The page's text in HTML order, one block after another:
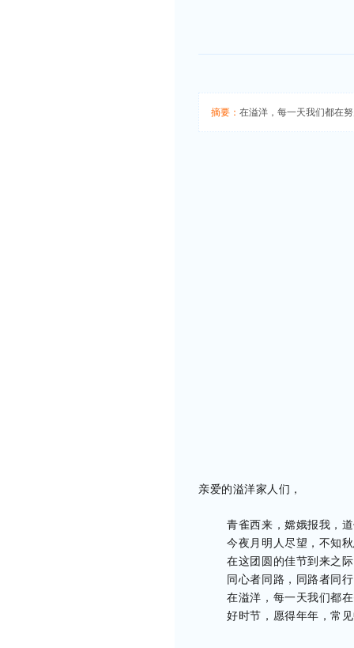
摘要： 在溢洋，每一天我们都在
亲爱的溢洋家人们，
青雀西来，嫦娥报我，道
今夜月明人尽望，不知秋
在这团圆的佳节到来之际，
同心者同路，同路者同
在溢洋，每一天我们都在努
好时节，愿得年年，常见